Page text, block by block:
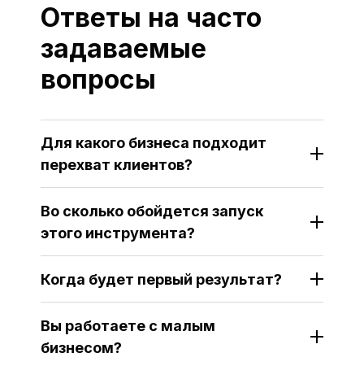
Ответы на часто
задаваемые
вопросы
Для какого бизнеса подходит
перехват клиентов?
Во сколько обойдется запуск
этого инструмента?
Когда будет первый результат?
Вы работаете с малым
бизнесом?